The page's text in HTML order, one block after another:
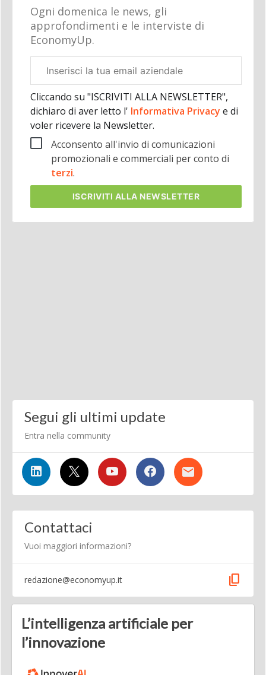
Ogni domenica le news, gli
approfondimenti e le interviste di
EconomyUp.
aziendale
Cliccando su "ISCRIVITI ALLA NEWSLETTER",
dichiaro di aver letto l' Informativa Privacy e di
voler ricevere la Newsletter.
Acconsento all'invio di comunicazioni
promozionali e commerciali per conto di
terzi.
ISCRIVITI ALLA NEWSLETTER
Segui gli ultimi update
Entra nella community
Contattaci
Vuoi maggiori informazioni?
redazione@economyup.it content_copy
L’intelligenza artificiale per
l’innovazione